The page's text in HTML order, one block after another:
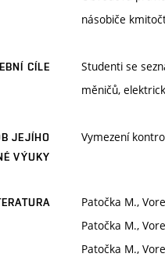
násobiče
CÍLE
Studenti se
měničů,
JEJÍHO
VÝUKY
Vymezení
Patočka M.,
Patočka M.,
Patočka M.,